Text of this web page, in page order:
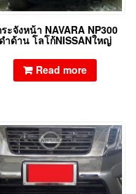
ะจังหน้า NAVARA NP300
ดำด้าน โลโก้NISSANใหญ่
Read more